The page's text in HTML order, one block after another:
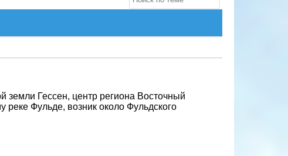
Гессен, центр региона Восточный
Фульде, возник около Фульдского